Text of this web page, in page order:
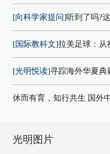
[向科学家提问]听到了吗?
[国际教科文]拉美足球：从
[光明悦读]寻踪海外华夏
休而有育，知行共生 国外
光明图片